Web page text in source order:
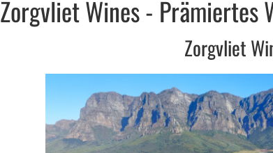
Zorgvliet Wines - Prämiertes
Zorgvliet